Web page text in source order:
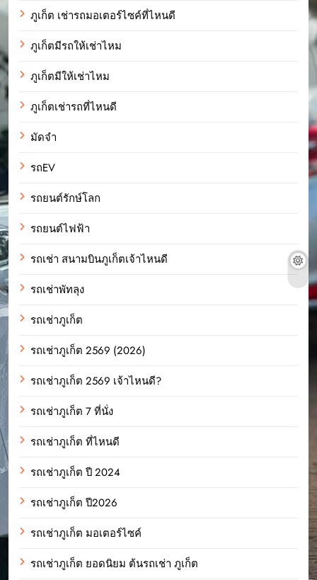
ภูเก็ต เช่ารถมอเตอร์ไซค์ที่ไหนดี
ภูเก็ตมีรถให้เช่าไหม
ภูเก็ตมีให้เช่าไหม
ภูเก็ตเช่ารถที่ไหนดี
มัดจำ
รถEV
รถยนต์รักษ์โลก
รถยนต์ไฟฟ้า
รถเช่า สนามบินภูเก็ตเจ้าไหนดี
รถเช่าพัทลุง
รถเช่าภูเก็ต
รถเช่าภูเก็ต 2569 (2026)
รถเช่าภูเก็ต 2569 เจ้าไหนดี?
รถเช่าภูเก็ต 7 ที่นั่ง
รถเช่าภูเก็ต ที่ไหนดี
รถเช่าภูเก็ต ปี 2024
รถเช่าภูเก็ต ปี2026
รถเช่าภูเก็ต มอเตอร์ไซค์
รถเช่าภูเก็ต ยอดนิยม ต้นรถเช่า ภูเก็ต